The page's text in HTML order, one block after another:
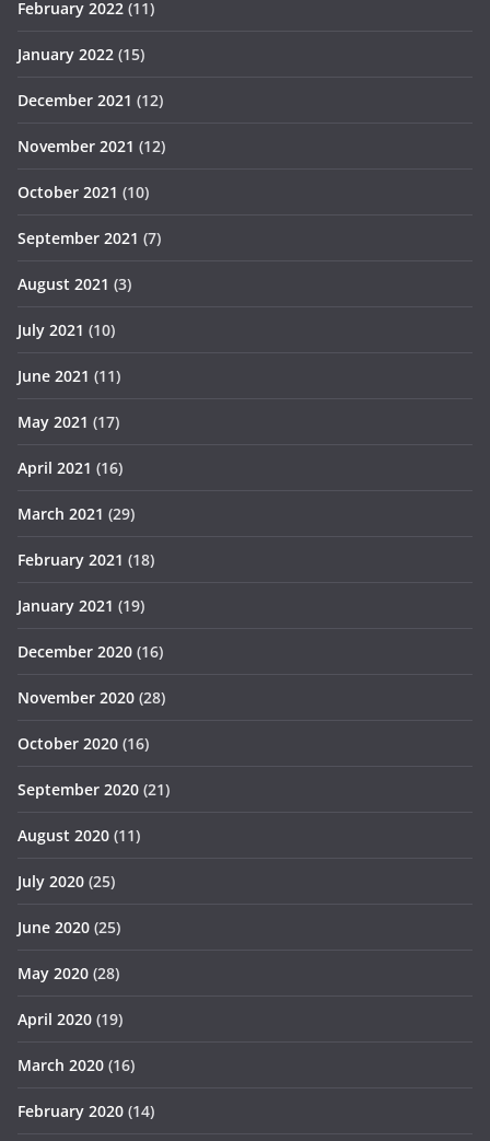
February 2022 (11)
January 2022 (15)
December 2021 (12)
November 2021 (12)
October 2021 (10)
September 2021 (7)
August 2021 (3)
July 2021 (10)
June 2021 (11)
May 2021 (17)
April 2021 (16)
March 2021 (29)
February 2021 (18)
January 2021 (19)
December 2020 (16)
November 2020 (28)
October 2020 (16)
September 2020 (21)
August 2020 (11)
July 2020 (25)
June 2020 (25)
May 2020 (28)
April 2020 (19)
March 2020 (16)
February 2020 (14)